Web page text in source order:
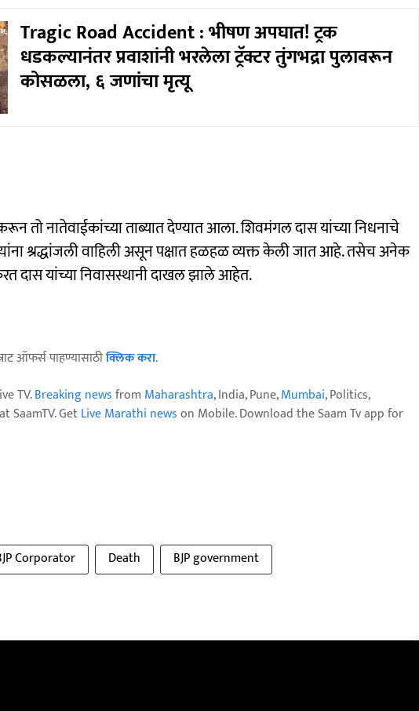
Tragic Road Accident : भीषण अपघात! ट्रक
धडकल्यानंतर प्रवाशांनी भरलेला ट्रॅक्टर तुंगभद्रा पुलावरून
कोसळला, ६ जणांचा मृत्यू
तो नातेवाईकांच्या ताब्यात देण्यात आला. शिवमंगल दास यांच्या निधनाचे
श्रद्धांजली वाहिली असून पक्षात हळहळ व्यक्त केली जात आहे. तसेच अनेक
दास यांच्या निवासस्थानी दाखल झाले आहेत.
ऑफर्स पाहण्यासाठीक्लिक करा.
TV.Breaking newsfrom Maharashtra, India, Pune,Mumbai, Politics,
SaamTV. GetLive Marathi newson Mobile. Download the Saam Tv app for
Corporator Death BJP government